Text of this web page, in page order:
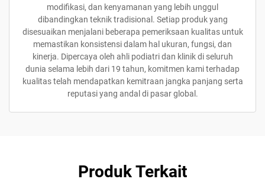
modifikasi, dan kenyamanan yang lebih unggul
dibandingkan teknik tradisional. Setiap produk yang
disesuaikan menjalani beberapa pemeriksaan kualitas untuk
memastikan konsistensi dalam hal ukuran, fungsi, dan
kinerja. Dipercaya oleh ahli podiatri dan klinik di seluruh
dunia selama lebih dari 19 tahun, komitmen kami terhadap
kualitas telah mendapatkan kemitraan jangka panjang serta
reputasi yang andal di pasar global.
Produk Terkait